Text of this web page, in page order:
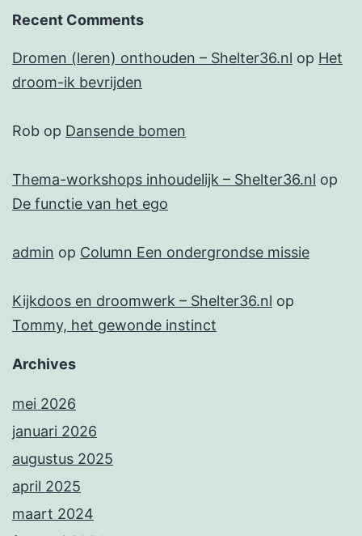
Recent Comments
Dromen (leren) onthouden – Shelter36.nl op Het
droom-ik bevrijden
Rob op Dansende bomen
Thema-workshops inhoudelijk – Shelter36.nl op
De functie van het ego
admin op Column Een ondergrondse missie
Kijkdoos en droomwerk – Shelter36.nl op
Tommy, het gewonde instinct
Archives
mei 2026
januari 2026
augustus 2025
april 2025
maart 2024